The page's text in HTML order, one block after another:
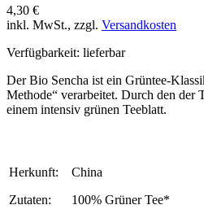
4,30 €
inkl. MwSt., zzgl. Versandkosten
Verfügbarkeit: lieferbar
Der Bio Sencha ist ein Grüntee-
Methode“ verarbeitet. Durch den der
einem intensiv grünen Teeblatt.
Herkunft:
China
Zutaten:
100% Grüner Tee*